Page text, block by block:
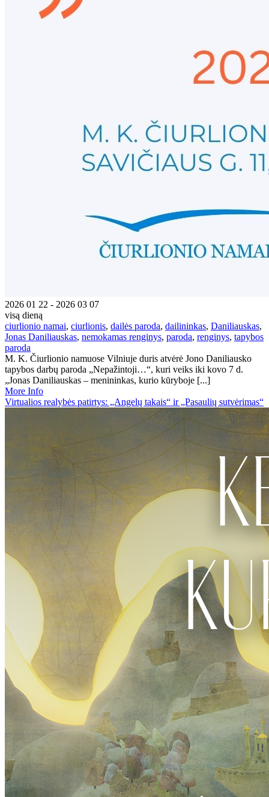
2026 01 22 - 2026 03 07
visą dieną
ciurlionio namai, ciurlionis, dailės paroda, dailininkas, Daniliauskas,
Jonas Daniliauskas, nemokamas renginys, paroda, renginys, tapybos
paroda
M. K. Čiurlionio namuose Vilniuje duris atvėrė Jono Daniliausko
tapybos darbų paroda „Nepažintoji…“, kuri veiks iki kovo 7 d.
„Jonas Daniliauskas – menininkas, kurio kūryboje [...]
More Info
Virtualios realybės patirtys: „Angelų takais“ ir „Pasaulių sutvėrimas“